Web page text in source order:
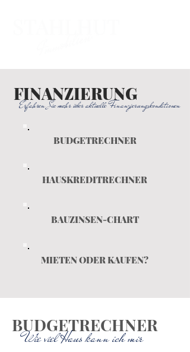
Erfahren Sie mehr über aktuelle Finanzierungskonditionen
FINANZIERUNG
BUDGETRECHNER
HAUSKREDITRECHNER
BAUZINSEN-CHART
MIETEN ODER KAUFEN?
BUDGETRECHNER
Wie viel Haus kann ich mir